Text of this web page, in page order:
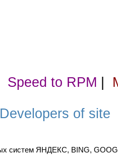
Speed to RPM
of site
систем ЯНДЕКС, BING,